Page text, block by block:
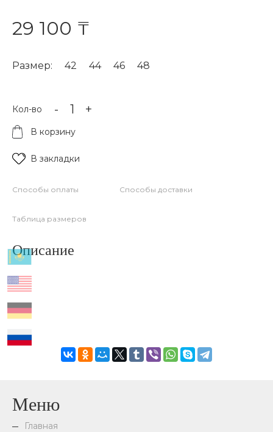
29 100 ₸
Размер: 42 44 46 48
Кол-во - +
В корзину
В закладки
Способы оплаты Способы доставки
Таблица размеров
Описание
Меню
Главная